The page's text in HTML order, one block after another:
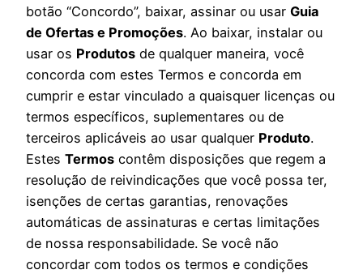
botão “Concordo”, baixar, assinar ou usar Guia
de Ofertas e Promoções. Ao baixar, instalar ou
usar os Produtos de qualquer maneira, você
concorda com estes Termos e concorda em
cumprir e estar vinculado a quaisquer licenças ou
termos específicos, suplementares ou de
terceiros aplicáveis ao usar qualquer Produto.
Estes Termos contêm disposições que regem a
resolução de reivindicações que você possa ter,
isenções de certas garantias, renovações
automáticas de assinaturas e certas limitações
de nossa responsabilidade. Se você não
concordar com todos os termos e condições